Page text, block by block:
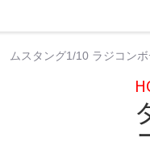
ムスタング1/10 ラジコン